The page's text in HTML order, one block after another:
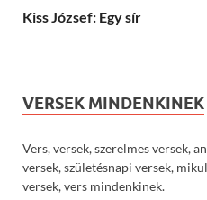
Kiss József: Egy sír
VERSEK MINDENKINEK
Vers, versek, szerelmes versek,
versek, születésnapi versek,
versek, vers mindenkinek.